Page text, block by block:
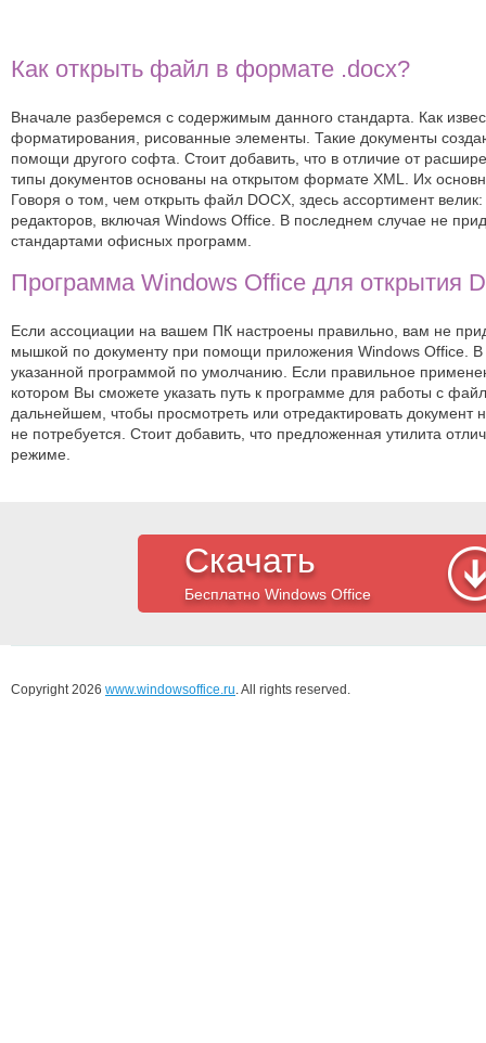
Как открыть файл в формате .docx?
Вначале разберемся с содержимым данного стандарта. Как
форматирования, рисованные элементы. Такие документы
помощи другого софта. Стоит добавить, что в отличие от
типы документов основаны на открытом формате XML. Их
Говоря о том, чем открыть файл DOCX, здесь ассортимент
редакторов, включая Windows Office. В последнем случае не
стандартами офисных программ.
Программа Windows Office для открытия
Если ассоциации на вашем ПК настроены правильно, вам не
мышкой по документу при помощи приложения Windows Office. В
указанной программой по умолчанию. Если правильное
котором Вы сможете указать путь к программе для работы с
дальнейшем, чтобы просмотреть или отредактировать
не потребуется. Стоит добавить, что предложенная утилита
режиме.
Скачать
Бесплатно Windows Office
Copyright 2026 www.windowsoffice.ru. All rights reserved.